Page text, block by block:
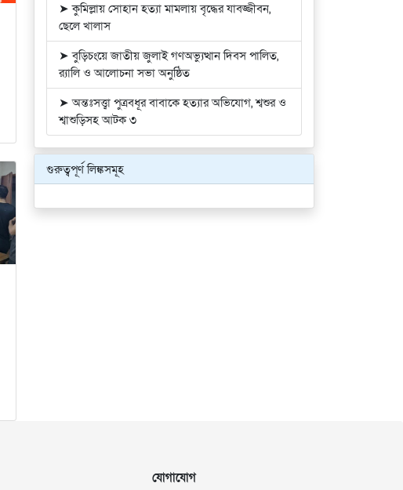
➤ কুমিল্লায় সোহান হত্যা মামলায় বৃদ্ধের যাবজ্জীবন,
ছেলে খালাস
➤ বুড়িচংয়ে জাতীয় জুলাই গণঅভ্যুত্থান দিবস পালিত,
র‍্যালি ও আলোচনা সভা অনুষ্ঠিত
➤ অন্তঃসত্ত্বা পুত্রবধূর বাবাকে হত্যার অভিযোগ, শ্বশুর ও
শ্বাশুড়িসহ আটক ৩
গুরুত্বপূর্ণ লিঙ্কসমূহ
যোগাযোগ